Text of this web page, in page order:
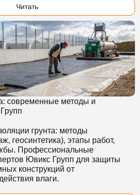
Читать
современные методы и
грунта: методы
геосинтетика), этапы работ,
Профессиональные
Ювикс Групп для защиты
конструкций от
влаги.